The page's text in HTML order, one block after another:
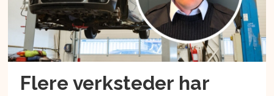
Flere verksteder har